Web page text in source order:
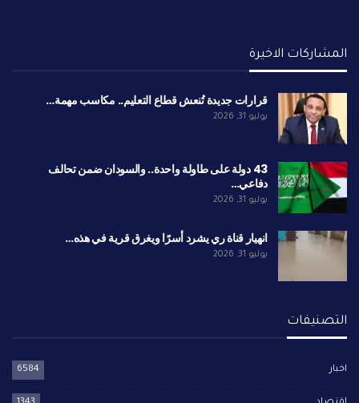
المشاركات الاخيرة
قرارات جديدة تُنعش قطاع التعليم.. مكاسب مهمة…
يوليو 31, 2026
43 دولة على طاولة واحدة.. والسودان ضمن تحالف
دفاعي…
يوليو 31, 2026
انهيار قناة ري يشرد أسرًا ويغرق قرية في هذه…
يوليو 31, 2026
التصنيفات
اخبار 6584